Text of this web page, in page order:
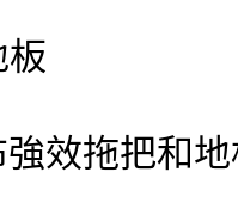
板
效拖把和